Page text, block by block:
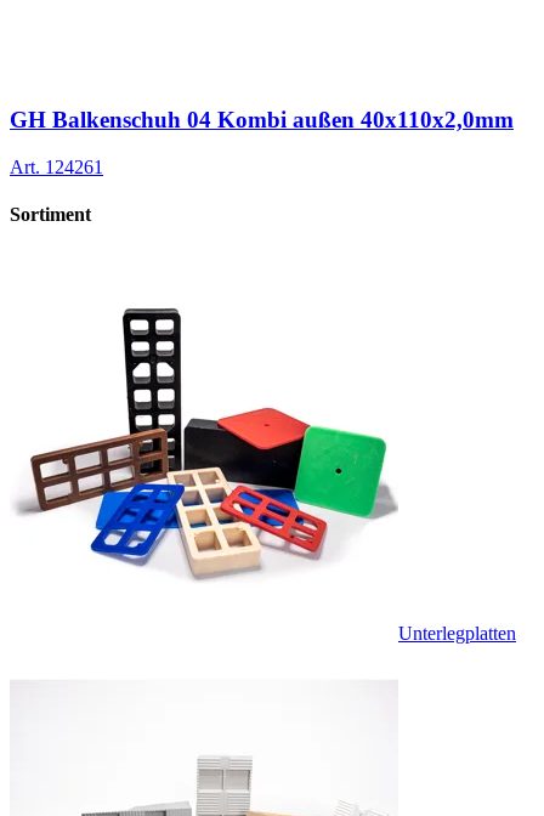
GH Balkenschuh 04 Kombi außen 40x110x2,0mm
Art. 124261
Sortiment
Unterlegplatten